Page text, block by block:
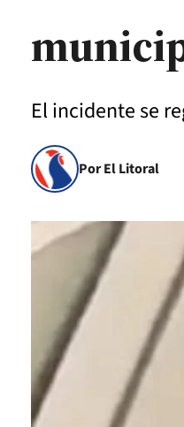
El incidente se
Por El Litoral